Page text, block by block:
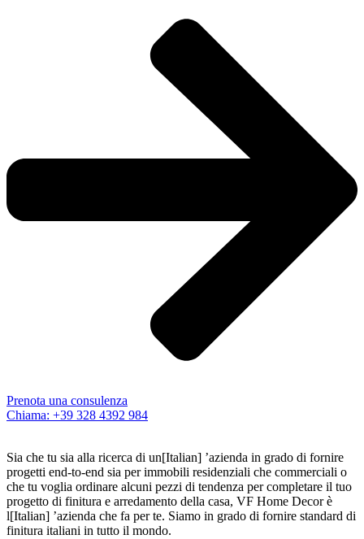
Prenota una consulenza
Chiama: +39 328 4392 984
Sia che tu sia alla ricerca di un[Italian] ’azienda in grado di fornire
progetti end-to-end sia per immobili residenziali che commerciali o
che tu voglia ordinare alcuni pezzi di tendenza per completare il tuo
progetto di finitura e arredamento della casa, VF Home Decor è
l[Italian] ’azienda che fa per te. Siamo in grado di fornire standard di
finitura italiani in tutto il mondo.